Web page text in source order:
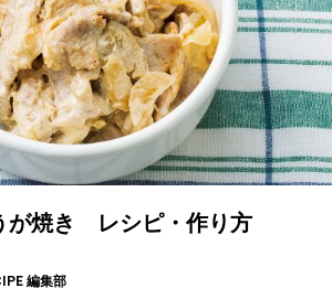
が焼き レシピ・作り方
編集部